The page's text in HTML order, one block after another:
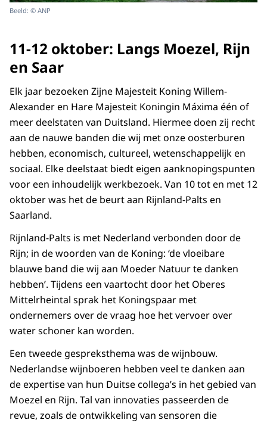
Beeld: © ANP
11-12 oktober: Langs Moezel, Rijn
en Saar
Elk jaar bezoeken Zijne Majesteit Koning Willem-
Alexander en Hare Majesteit Koningin Máxima één of
meer deelstaten van Duitsland. Hiermee doen zij recht
aan de nauwe banden die wij met onze oosterburen
hebben, economisch, cultureel, wetenschappelijk en
sociaal. Elke deelstaat biedt eigen aanknopingspunten
voor een inhoudelijk werkbezoek. Van 10 tot en met 12
oktober was het de beurt aan Rijnland-Palts en
Saarland.
Rijnland-Palts is met Nederland verbonden door de
Rijn; in de woorden van de Koning: ‘de vloeibare
blauwe band die wij aan Moeder Natuur te danken
hebben’. Tijdens een vaartocht door het Oberes
Mittelrheintal sprak het Koningspaar met
ondernemers over de vraag hoe het vervoer over
water schoner kan worden.
Een tweede gespreksthema was de wijnbouw.
Nederlandse wijnboeren hebben veel te danken aan
de expertise van hun Duitse collega’s in het gebied van
Moezel en Rijn. Tal van innovaties passeerden de
revue, zoals de ontwikkeling van sensoren die